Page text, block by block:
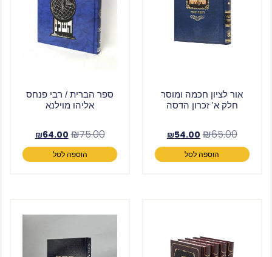
אור לציון חכמה ומוסר
חלק א' זכרון הדסה
₪65.00
₪54.00
הוספה לסל
ספר הברית / רבי פנחס
אליהו מוילנא
₪75.00
₪64.00
הוספה לסל